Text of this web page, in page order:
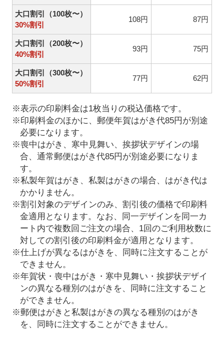
大口割引（100枚〜）
30%割引
108円 87円
大口割引（200枚〜）
40%割引
93円 75円
大口割引（300枚〜）
50%割引
77円 62円
※表示の印刷料金は1枚当りの税込価格です。
※印刷料金のほかに、郵便年賀はがき代85円が別途
必要になります。
※喪中はがき、寒中見舞い、挨拶状デザインの場
合、通常郵便はがき代85円が別途必要になりま
す。
※私製年賀はがき、私製はがきの場合、はがき代は
かかりません。
※割引対象のデザインのみ、割引後の価格で印刷料
金適用となります。なお、同一デザインを同一カ
ート内で複数回ご注文の場合、1回のご利用枚数に
対しての割引後の印刷料金が適用となります。
※仕上げが異なるはがきを、同時に注文することが
できません。
※年賀状・喪中はがき・寒中見舞い・挨拶状デザイ
ンの異なる種別のはがきを、同時に注文すること
ができません。
※郵便はがきと私製はがきの異なる種別のはがき
を、同時に注文することができません。